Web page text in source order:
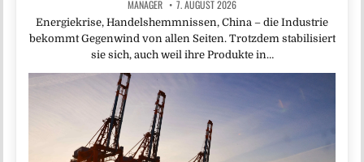
MANAGER 7. AUGUST 2026
Energiekrise, Handelshemmnissen, China – die Industrie
bekommt Gegenwind von allen Seiten. Trotzdem stabilisiert
sie sich, auch weil ihre Produkte in…